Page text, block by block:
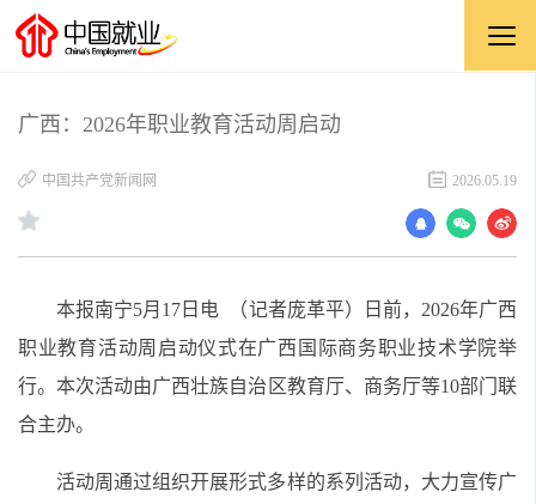
广西：2026年职业教育活动周启动
中国共产党新闻网 2026.05.19
本报南宁5月17日电 （记者庞革平）日前，2026年广西
职业教育活动周启动仪式在广西国际商务职业技术学院举
行。本次活动由广西壮族自治区教育厅、商务厅等10部门联
合主办。
活动周通过组织开展形式多样的系列活动，大力宣传广